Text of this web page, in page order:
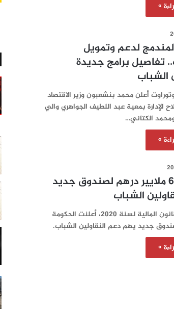
»
لدعم وتمويل
تفاصيل برامج جديدة
الشباب
أعلن محمد بنشعبون وزير الاقتصاد
الإدارة بمعية عبد اللطيف الجواهري والي
الكتاني…
»
تخصيص 6 ملايير درهم لصندوق جديد
الشباب
في مشروع قانون المالية لسنة 2020، أعلنت الحكومة
جديد يهم دعم النقاولين الشباب.
»